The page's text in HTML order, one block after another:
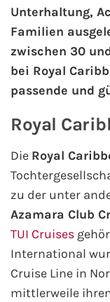
AIDA
AIDA
AIDA Ostsee
AIDA Orient
AIDA Adria
AIDA
Unterhaltung,
Familien
zwischen 30
bei Royal
passende und
Royal
Die Royal
zu der unter
Azamara Club
TUI Cruises
International
Cruise Line in
mittlerweile